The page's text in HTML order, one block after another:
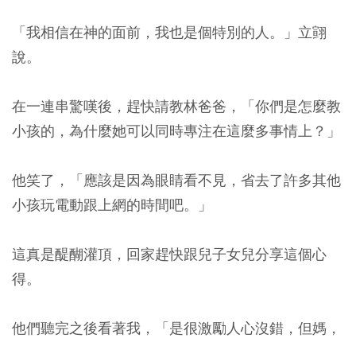
「我相信在神的面前，我也是個特別的人。」 立翧
說。
在一連串驚嘆後，趕快請教林爸爸，「你們是怎麼教
小孩的，為什麼她可以同時專注在這麼多事情上？」
他笑了，「應該是因為眼睛看不見，省去了許多其他
小孩玩電動跟上網的時間吧。」
這真是醍醐灌頂，回家趕快跟兒子女兒分享這個心
得。
他們聽完之後看著我，「是很激勵人心沒錯，但媽，